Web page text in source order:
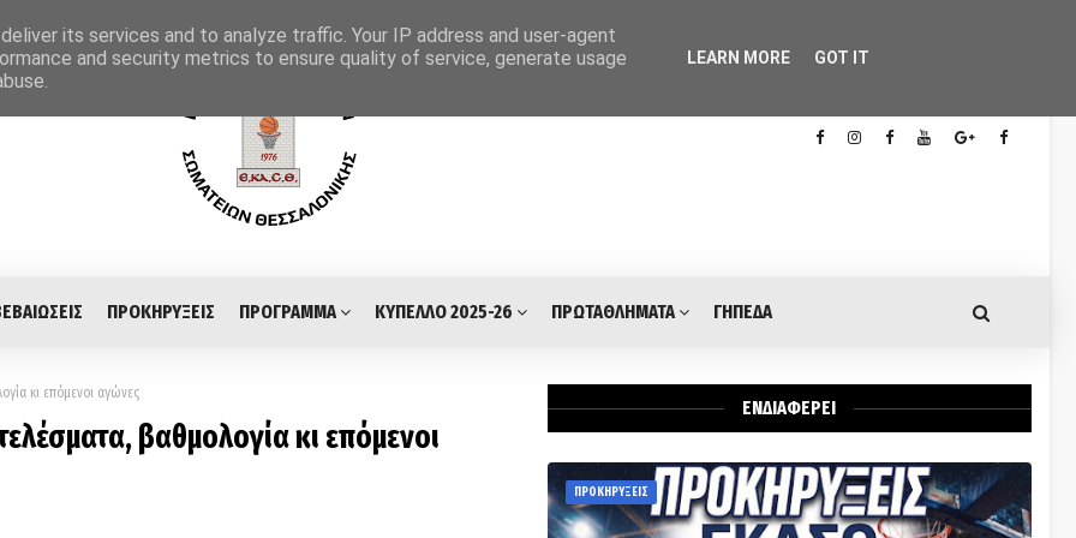
ΠΡΟΚΗΡΥΞΕΙΣ ΠΡΟΓΡΑΜΜΑ ΚΥΠΕΛΛΟ 2025-26 ΠΡΩΤΑΘΛΗΜΑΤΑ ΓΗΠΕΔΑ
κι επόμενοι αγώνες
βαθμολογία κι επόμενοι
ΕΝΔΙΑΦΕΡΕΙ
ΠΡΟΚΗΡΥΞΕΙΣ
its services and to analyze traffic. Your IP address and user-agent
and security metrics to ensure quality of service, generate usage
LEARN MORE GOT IT